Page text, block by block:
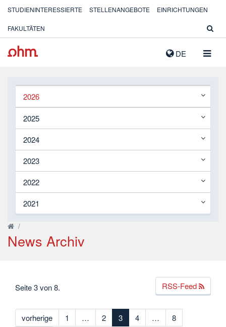
DE
STUDIENINTERESSIERTE STELLENANGEBOTE EINRICHTUNGEN
FAKULTÄTEN
2026
2025
2024
2023
2022
2021
/
News Archiv
RSS-Feed
Seite 3 von 8.
vorherige 1 … 2 3 4 …
8